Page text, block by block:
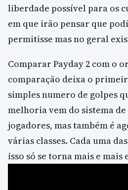
liberdade possível para os
em que irão pensar que
permitisse mas no geral
Comparar Payday 2 com o
comparação deixa o
simples numero de golpes
melhoria vem do sistema
jogadores, mas também é
várias classes. Cada uma
isso só se torna mais e